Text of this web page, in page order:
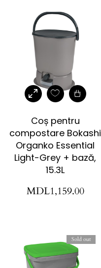
Coș pentru
compostare Bokashi
Organko Essential
Light-Grey + bază,
15.3L
MDL1,159.00
Sold out